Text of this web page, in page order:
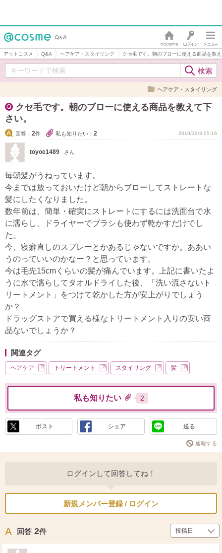
アットコスメ Q&A ヘアケア・スタイリング クセ毛です。朝のブローに使える商品を教
ヘアケア・スタイリング
クセ毛です。朝のブローに使える商品を教えて下
さい。
回答： 2件 私も知りたい： 2 2010/12/3 05:16
toyoe1489 さん
毎朝髪がうねっています。
今までは放っておいたけど朝からブローしてストレートな
髪にしたくなりました。
数年前は、簡単・確実にストレートにするには洗面台で水
に濡らし、ドライヤーでブラシも使わず乾かすだけでし
た。
今、寝癖直しのスプレーとかあるじゃないですか。ああい
うのっていいのかなー？と思っています。
今は毛先15cmくらいの髪が痛んでいます。上記に書いたよ
うに水で濡らしてタオルドライした後、「洗い流さないト
リートメント」をつけて乾かした方が安上がりでしょう
か？
ドラッグストアで買える様なトリートメント入りの安い商
品ないでしょうか？
関連タグ
ヘアケア トリートメント スタイリング 髪
私も知りたい 2
ポスト シェア 送る
通報する
ログインして回答してね！
新規メンバー登録 / ログイン
回答 2件